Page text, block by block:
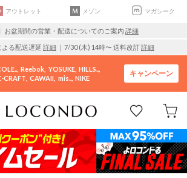
アウトレット メゾン マガシーク
お盆期間の営業・配送についてのご案内 詳細
る配送遅延 詳細 ｜7/30 (木) 14時〜 送料改訂詳細
Reebok YOSUKE HILLS..
CRAFT CAWAII mis.. NIKE
キャンペーン